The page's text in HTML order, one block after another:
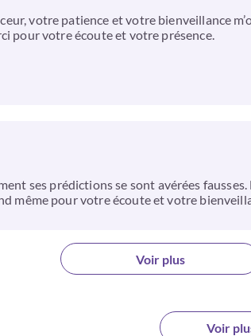
votre patience et votre bienveillance
pour votre écoute et votre présence.
ses prédictions se sont avérées
même pour votre écoute et votre
Voir plus
Voir